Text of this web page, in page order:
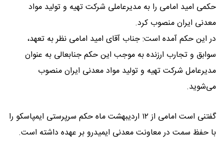
حکمی امید امامی را به مدیرعاملی شرکت تهیه و تولید مواد
معدنی ایران منصوب کرد.
در این حکم آمده است: جناب آقای امید امامی نظر به تعهد،
سوابق و تجارب ارزنده به موجب این حکم جنابعالی به عنوان
مدیرعامل شرکت تهیه و تولید مواد معدنی ایران منصوب
می‌شوید.
گفتنی است امامی از ۱۲ اردیبهشت ماه حکم سرپرستی ایمپاسکو را
با حفظ سمت در معاونت معدنی ایمیدرو بر عهده داشته است.